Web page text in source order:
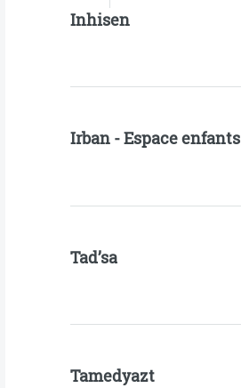
Inhisen
Irban - Espace enfants
Tad’sa
Tamedyazt